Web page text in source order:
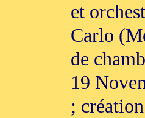
et
Carlo
de
19
;